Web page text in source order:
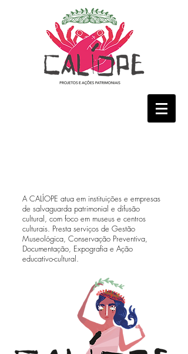
A CALÍOPE atua em instituições e empresas
de salvaguarda patrimonial e difusão
cultural, com foco em museus e centros
culturais. Presta serviços de Gestão
Museológica, Conservação Preventiva,
Documentação, Expografia e Ação
educativo-cultural.